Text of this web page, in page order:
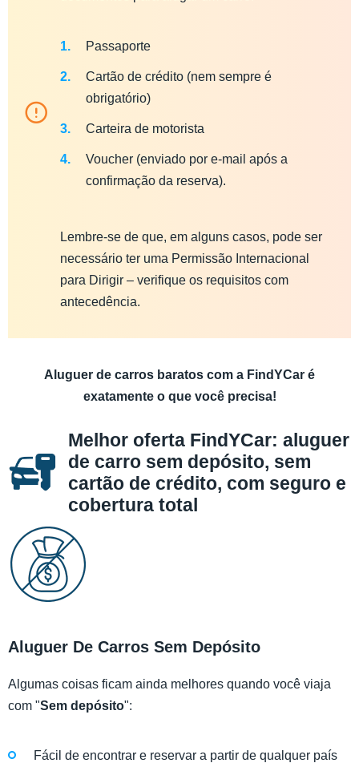
Passaporte
Cartão de crédito (nem sempre é
obrigatório)
Carteira de motorista
Voucher (enviado por e-mail após a
confirmação da reserva).
Lembre-se de que, em alguns casos, pode ser
necessário ter uma Permissão Internacional
para Dirigir – verifique os requisitos com
antecedência.
Aluguer de carros baratos com a FindYCar é
exatamente o que você precisa!
Melhor oferta FindYCar: aluguer
de carro sem depósito, sem
cartão de crédito, com seguro e
cobertura total
Aluguer De Carros Sem Depósito
Algumas coisas ficam ainda melhores quando você viaja
com "Sem depósito":
Fácil de encontrar e reservar a partir de qualquer país